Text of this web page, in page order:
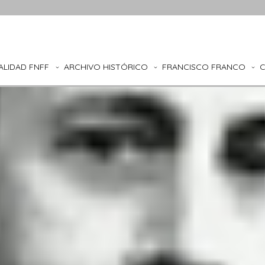
FNFF ARCHIVO HISTÓRICO FRANCISCO FRANCO